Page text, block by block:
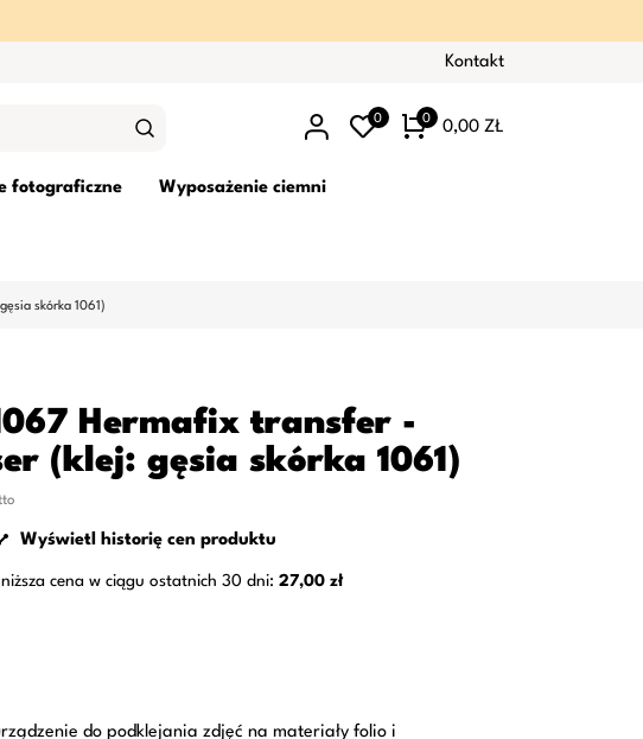
Kontakt
0 0 0,00 ZŁ
fotograficzne Wyposażenie ciemni
skórka 1061)
Hermafix transfer -
(klej: gęsia skórka 1061)
Wyświetl historię cen produktu
cena w ciągu ostatnich 30 dni: 27,00 zł
do podklejania zdjęć na materiały folio i